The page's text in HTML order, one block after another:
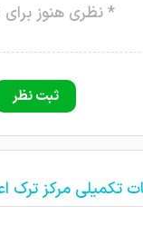
* نظری هنوز
ثبت نظر
تکمیلی مرکز ترک